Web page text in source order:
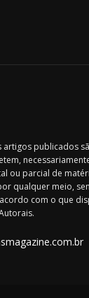
artigos publicados
ou parcial de
qualquer meio,
com o que